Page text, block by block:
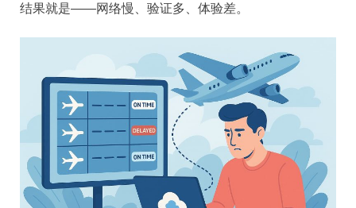
结果就是——网络慢、验证多、体验差。